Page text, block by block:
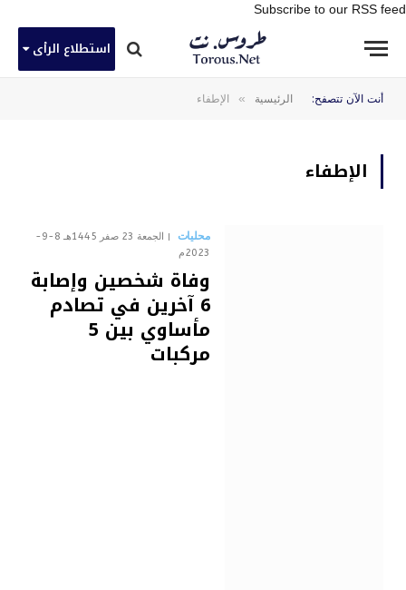
Subscribe to our RSS feed
استطلاع الرأى
أنت الآن تتصفح: الرئيسية » الإطفاء
الإطفاء
محليات
الجمعة 23 صفر 1445هـ 8-9-
2023م
وفاة شخصين وإصابة
6 آخرين في تصادم
مأساوي بين 5
مركبات